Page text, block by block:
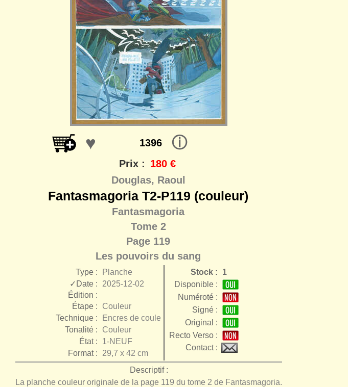
♥ 1396 ⓘ
Prix : 180 €
Douglas, Raoul
Fantasmagoria T2-P119 (couleur)
Fantasmagoria
Tome 2
Page 119
Les pouvoirs du sang
Type :
Planche
✓Date :
2025-12-02
Édition :
Étape :
Couleur
Technique :
Encres de couleur
Tonalité :
Couleur
État :
1-NEUF
Format :
29,7 x 42 cm
Stock :
1
Disponible :
Numéroté :
Signé :
Original :
Recto Verso :
Contact :
Descriptif :
La planche couleur originale de la page 119 du tome 2 de Fantasmagoria.